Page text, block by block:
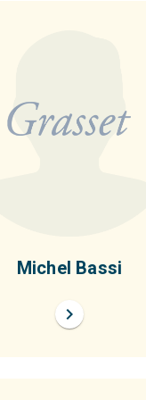
Michel Bassi
chevron_right